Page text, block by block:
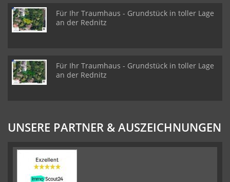
Für Ihr Traumhaus - Grundstück in toller Lage
an der Rednitz
Für Ihr Traumhaus - Grundstück in toller Lage
an der Rednitz
UNSERE PARTNER & AUSZEICHNUNGEN